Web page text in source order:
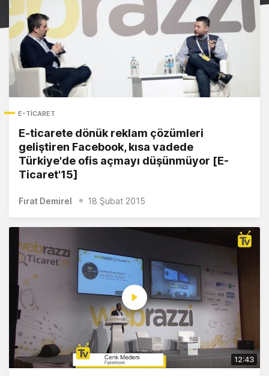
E-TICARET
E-ticarete dönük reklam çözümleri
geliştiren Facebook, kısa vadede
Türkiye'de ofis açmayı düşünmüyor [E-
Ticaret'15]
Fırat Demirel 18 Şubat 2015
12:43